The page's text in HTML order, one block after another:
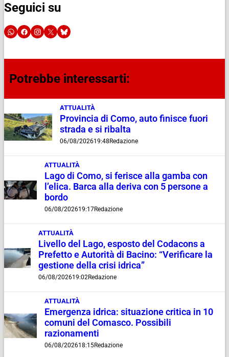
Seguici su
Potrebbe interessarti:
ATTUALITÀ
Provincia di Como, auto finisce fuori
strada e si ribalta
06/08/202619:48 Redazione
ATTUALITÀ
Lago di Como, si ferisce alla gamba con
l’elica. Barca alla deriva con 5 persone a
bordo
06/08/202619:17Redazione
ATTUALITÀ
Livello del Lago, esposto del Codacons a
Prefetto e Autorità di Bacino: “Verificare la
gestione della crisi idrica”
06/08/202619:02Redazione
ATTUALITÀ
Emergenza idrica: situazione critica in 10
comuni del Comasco. Possibili
razionamenti
06/08/202618:15Redazione